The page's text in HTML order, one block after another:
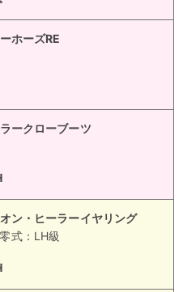
ホーズRE
ークローブーツ
ン・ヒーラーイヤリング
式：LH級